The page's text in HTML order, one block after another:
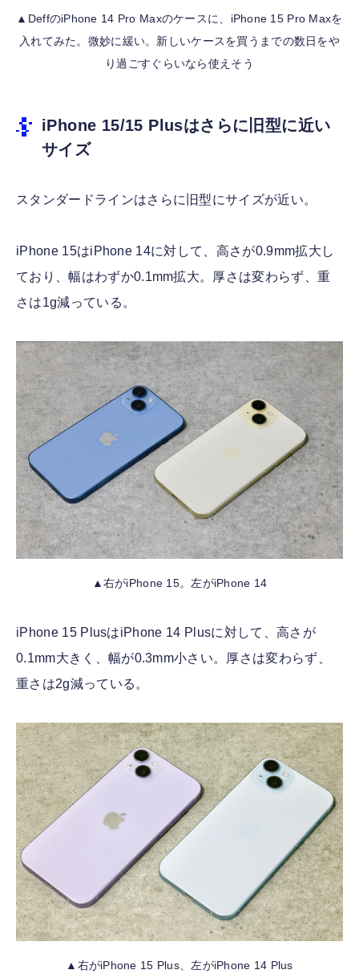
▲DeffのiPhone 14 Pro Maxのケースに、iPhone 15 Pro Maxを
入れてみた。微妙に緩い。新しいケースを買うまでの数日をや
り過ごすぐらいなら使えそう
iPhone 15/15 Plusはさらに旧型に近い
サイズ
スタンダードラインはさらに旧型にサイズが近い。
iPhone 15はiPhone 14に対して、高さが0.9mm拡大し
ており、幅はわずか0.1mm拡大。厚さは変わらず、重
さは1g減っている。
▲右がiPhone 15。左がiPhone 14
iPhone 15 PlusはiPhone 14 Plusに対して、高さが
0.1mm大きく、幅が0.3mm小さい。厚さは変わらず、
重さは2g減っている。
▲右がiPhone 15 Plus、左がiPhone 14 Plus